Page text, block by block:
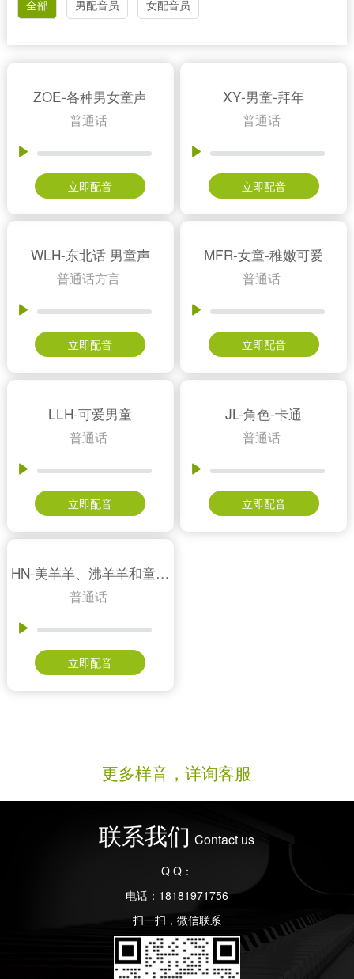
全部 男配音员 女配音员
ZOE-各种男女童声
普通话
立即配音
XY-男童-拜年
普通话
立即配音
WLH-东北话 男童声
普通话方言
立即配音
MFR-女童-稚嫩可爱
普通话
立即配音
LLH-可爱男童
普通话
立即配音
JL-角色-卡通
普通话
立即配音
HN-美羊羊、沸羊羊和童声角色
普通话
立即配音
更多样音，详询客服
联系我们 Contact us
Q Q：
电话：18181971756
扫一扫，微信联系